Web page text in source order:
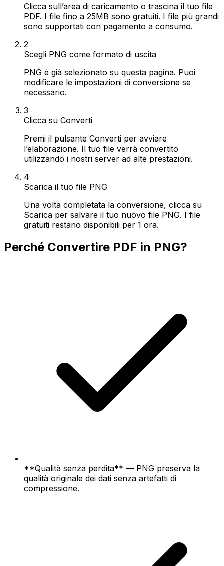
Clicca sull’area di caricamento o trascina il tuo file
PDF. I file fino a 25MB sono gratuiti. I file più grandi
sono supportati con pagamento a consumo.
2
Scegli PNG come formato di uscita
PNG è già selezionato su questa pagina. Puoi
modificare le impostazioni di conversione se
necessario.
3
Clicca su Converti
Premi il pulsante Converti per avviare
l’elaborazione. Il tuo file verrà convertito
utilizzando i nostri server ad alte prestazioni.
4
Scarica il tuo file PNG
Una volta completata la conversione, clicca su
Scarica per salvare il tuo nuovo file PNG. I file
gratuiti restano disponibili per 1 ora.
Perché Convertire PDF in PNG?
**Qualità senza perdita** — PNG preserva la
qualità originale dei dati senza artefatti di
compressione.